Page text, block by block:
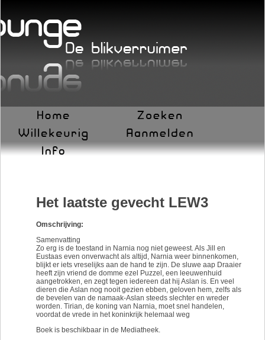
Het laatste gevecht LEW3
Omschrijving:
Samenvatting
Zo erg is de toestand in Narnia nog niet geweest. Als Jill en
Eustaas even onverwacht als altijd, Narnia weer binnenkomen,
blijkt er iets vreselijks aan de hand te zijn. De sluwe aap Draaier
heeft zijn vriend de domme ezel Puzzel, een leeuwenhuid
aangetrokken, en zegt tegen iedereen dat hij Aslan is. En veel
dieren die Aslan nog nooit gezien ebben, geloven hem, zelfs als
de bevelen van de namaak-Aslan steeds slechter en wreder
worden. Tirian, de koning van Narnia, moet snel handelen,
voordat de vrede in het koninkrijk helemaal weg
Boek is beschikbaar in de Mediatheek.